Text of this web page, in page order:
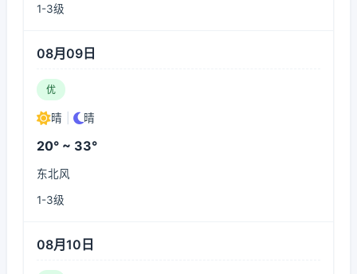
1-3级
08月09日
优
晴 晴
20° ~ 33°
东北风
1-3级
08月10日